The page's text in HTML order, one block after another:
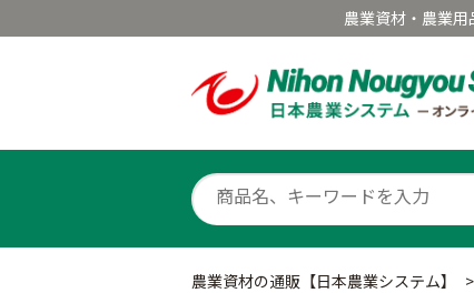
農業資材・農業
農業資材の通販【日本農業システム】 >